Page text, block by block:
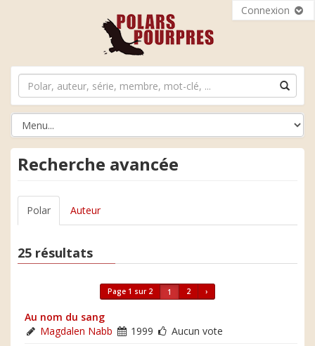
Connexion
Recherche avancée
Polar Auteur
25 résultats
Page 1 sur 2 1 2 ›
Au nom du sang
Magdalen Nabb
1999
Aucun vote